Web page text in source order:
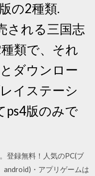
の2種類.
される三国志
類で、それ
ダウンロー
イステーシ
ps4版のみで
登録無料！人気のPC(ブ
android)・アプリゲームは